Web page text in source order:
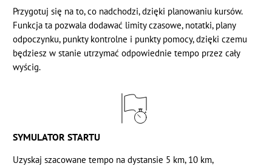
Przygotuj się na to, co nadchodzi, dzięki planowaniu kursów.
Funkcja ta pozwala dodawać limity czasowe, notatki, plany
odpoczynku, punkty kontrolne i punkty pomocy, dzięki czemu
będziesz w stanie utrzymać odpowiednie tempo przez cały
wyścig.
SYMULATOR STARTU
Uzyskaj szacowane tempo na dystansie 5 km, 10 km,